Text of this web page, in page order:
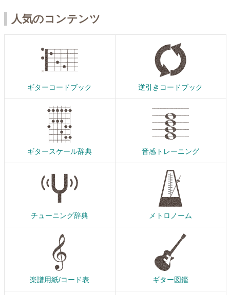
人気のコンテンツ
ギターコードブック 逆引きコードブック
ギタースケール辞典 音感トレーニング
チューニング辞典 メトロノーム
楽譜用紙/コード表 ギター図鑑